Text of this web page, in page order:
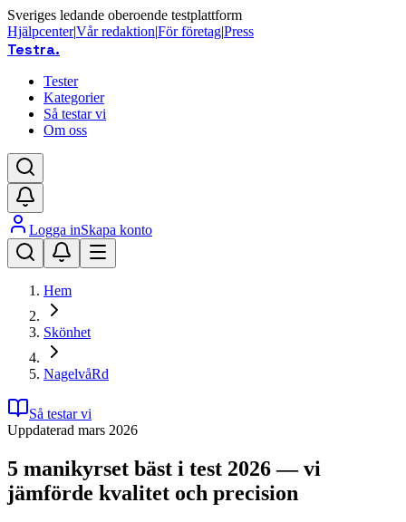
Sveriges ledande oberoende testplattform
Hjälpcenter|Vår redaktion|För företag|Press
Testra.
Tester
Kategorier
Så testar vi
Om oss
Logga inSkapa konto
Hem
Skönhet
NagelvåRd
Så testar vi
Uppdaterad mars 2026
5 manikyrset bäst i test 2026 — vi
jämförde kvalitet och precision